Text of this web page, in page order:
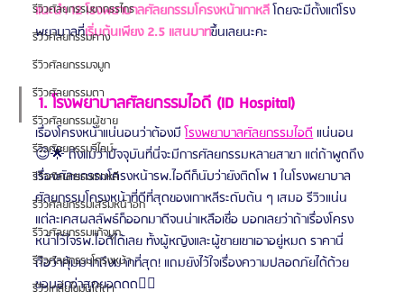
รีวิวศัลยกรรมขากรรไกร
รีวิวศัลยกรรมคาง
รีวิวศัลยกรรมจมูก
รีวิวศัลยกรรมตา
รีวิวศัลยกรรมผู้ชาย
รีวิวศัลยกรรมวีไลน์
รีวิวศัลยกรรมเกาหลี
รีวิวศัลยกรรมเสริมหน้าอก
รีวิวศัลยกรรมแก้จมูก
รีวิวศัลยกรรมโครงหน้า
รีวิวเกลี่ยไขมันใต้ตา
แนะนำ 12 โรงพยาบาลศัลยกรรมโครงหน้าเกาหลี โดยจะมีตั้งแต่โรง
พยาบาลที่เริ่มต้นเพียง 2.5 แสนบาทขึ้นเลยนะคะ
1. โรงพยาบาลศัลยกรรมไอดี (ID Hospital)
เรื่องโครงหน้าแน่นอนว่าต้องมี โรงพยาบาลศัลยกรรมไอดีแน่นอน
😉🌟ถึงแม้ว่าปัจจุบันที่นี่จะมีการศัลยกรรมหลายสาขา แต่ถ้าพูดถึง
เรื่องศัลยกรรมโครงหน้ารพ.ไอดีก็นับว่ายังติดโพ 1 ในโรงพยาบาล
ศัลยกรรมโครงหน้าที่ดีที่สุดของเกาหลีระดับต้น ๆ เสมอ รีวิวแน่น
แต่ละเคสผลลัพธ์ก็ออกมาดีจนน่าเหลือเชื่อ บอกเลยว่าถ้าเรื่องโครง
หน้าไว้ใจรพ.ไอดีได้เลย ทั้งผู้หญิงและผู้ชายเขาเอาอยู่หมด ราคานี่
ถือว่าคุ้มมากถึงมากที่สุด! แถมยังไว้ใจเรื่องความปลอดภัยได้ด้วย
ขอบอกว่าสุดยอดดด👍🏻